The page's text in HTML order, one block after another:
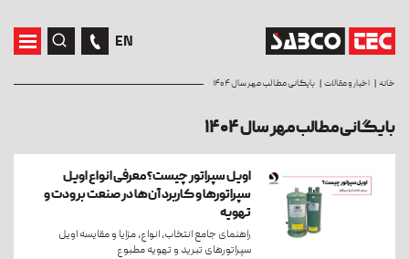
EN
خانه اخبار و مقالات بایگانی مطالب مهر سال ۱۴۰۴
بایگانی مطالب مهر سال ۱۴۰۴
اویل سپراتور چیست؟ معرفی انواع اویل
سپراتورها و کاربرد آن‌ها در صنعت برودت و
تهویه
راهنمای جامع انتخاب، انواع، مزایا و مقایسه اویل
سپراتورهای تبرید و تهویه مطبوع